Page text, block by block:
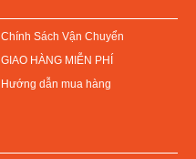
Chính Sách Vận Chuyển
GIAO HÀNG MIỄN PHÍ
Hướng dẫn mua hàng